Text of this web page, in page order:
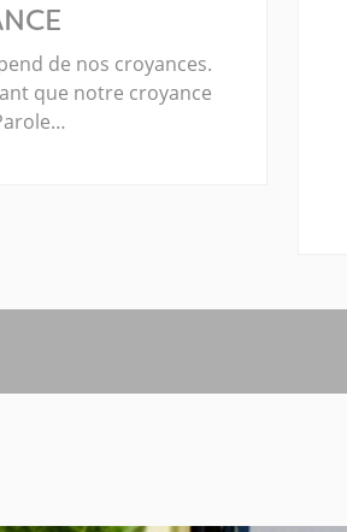
de nos croyances.
que notre croyance